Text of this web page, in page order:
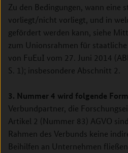
Zu den Bedingungen, wann eine
vorliegt/nicht vorliegt, und in
gefördert werden kann, siehe
zum Unionsrahmen für
von FuEuI vom 27. Juni 2014
S. 1); insbesondere Abschnitt 2.
3. Nummer 4 wird folgende
Verbundpartner, die
Artikel 2 (Nummer 83) AGVO
Rahmen des Verbunds keine
Beihilfen an Unternehmen